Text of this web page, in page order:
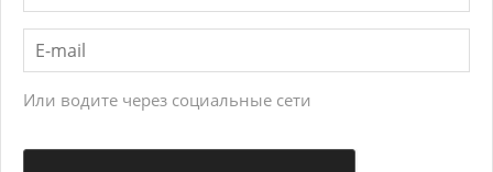
Или водите через социальные сети